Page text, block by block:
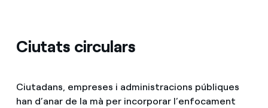
Ciutats circulars
Ciutadans, empreses i administracions públiques
han d’anar de la mà per incorporar l’enfocament